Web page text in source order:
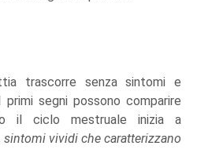
trascorre senza sintomi e
segni possono comparire
il ciclo mestruale inizia a
sintomi vividi che caratterizzano